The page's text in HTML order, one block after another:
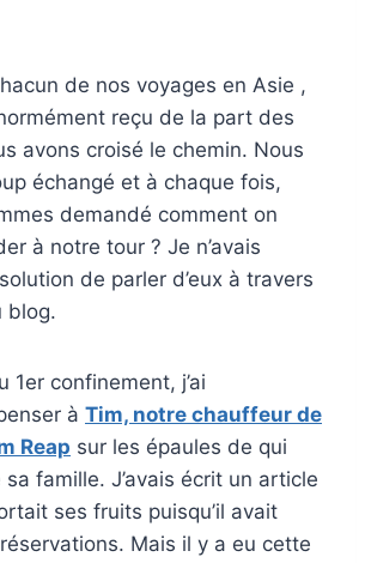
de nos voyages en Asie ,
reçu de la part des
avons croisé le chemin. Nous
échangé et à chaque fois,
demandé comment on
à notre tour ? Je n’avais
de parler d’eux à travers
blog.
1er confinement, j’ai
à Tim, notre chauffeur de
Reap sur les épaules de qui
famille. J’avais écrit un article
ses fruits puisqu’il avait
Mais il y a eu cette